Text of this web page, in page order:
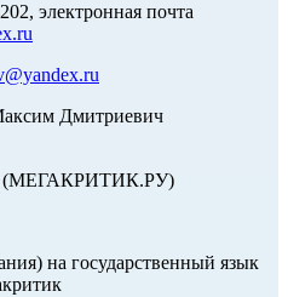
электронная почта
Дмитриевич
(МЕГАКРИТИК.РУ)
на государственный язык